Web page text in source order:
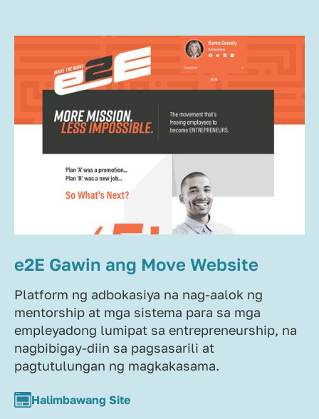
e2E Gawin ang Move Website
Platform ng adbokasiya na nag-aalok ng
mentorship at mga sistema para sa mga
empleyadong lumipat sa entrepreneurship, na
nagbibigay-diin sa pagsasarili at
pagtutulungan ng magkakasama.
Halimbawang Site